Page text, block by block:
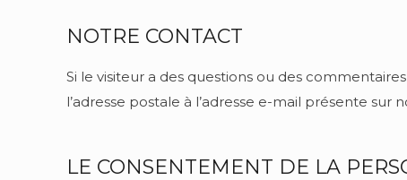
NOTRE CONTACT
Si le visiteur a des questions ou des
l’adresse postale à l’adresse e-mail présente sur
LE CONSENTEMENT DE LA